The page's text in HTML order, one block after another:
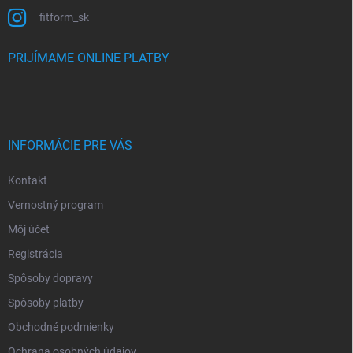
fitform_sk
PRIJÍMAME ONLINE PLATBY
INFORMÁCIE PRE VÁS
Kontakt
Vernostný program
Môj účet
Registrácia
Spôsoby dopravy
Spôsoby platby
Obchodné podmienky